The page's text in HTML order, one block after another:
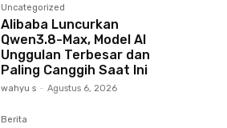
Uncategorized
Alibaba Luncurkan
Qwen3.8-Max, Model AI
Unggulan Terbesar dan
Paling Canggih Saat Ini
wahyu s - Agustus 6, 2026
Berita